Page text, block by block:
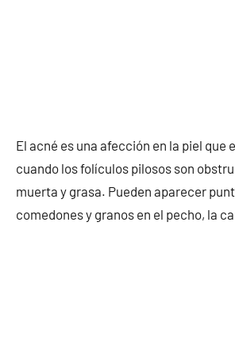
El acné es una afección en la piel que
cuando los folículos pilosos son
muerta y grasa. Pueden aparecer
comedones y granos en el pecho, la